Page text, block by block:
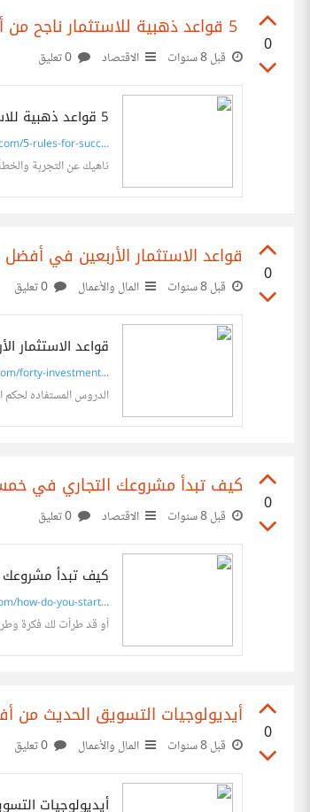
0
قبل 8 سنوات الاقتصاد
5 قواعد ذهبية للاستثمار ناجح من أفضل شركة دراسة جدوى في السعودية
5-rules-for-succ...
ناهيك عن التجربة
0
قواعد الاستثمار الأربعين في
قبل 8 سنوات المال والأعمال
قواعد
forty-investment...
الدروس المستفاده لحكم
0
كيف تبدأ مشروعك التجاري في
قبل 8 سنوات الاقتصاد
كيف تبدأ
how-do-you-start...
أو قد طرأت لك فكرة
0
أيديولوجيات التسويق الحديث
قبل 8 سنوات المال والأعمال
أيديولوجيات